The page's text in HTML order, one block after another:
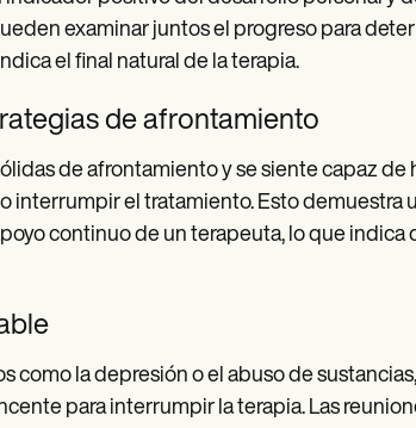
examinar juntos el progreso para
el final natural de la terapia.
de afrontamiento
de afrontamiento y se siente capaz de
interrumpir el tratamiento. Esto demuestra
continuo de un terapeuta, lo que indica
como la depresión o el abuso de
para interrumpir la terapia. Las